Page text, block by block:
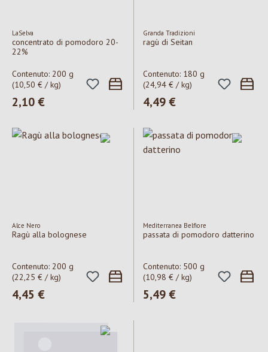
LaSelva
concentrato di pomodoro 20-
22%
Contenuto: 200 g
(10,50 € / kg)
Prezzo normale:
2,10 €
Granda Tradizioni
ragù di Seitan
Contenuto: 180 g
(24,94 € / kg)
Prezzo normale:
4,49 €
Alce Nero
Ragù alla bolognese
Contenuto: 200 g
(22,25 € / kg)
Prezzo normale:
4,45 €
Mediterranea Belfiore
passata di pomodoro datterino
Contenuto: 500 g
(10,98 € / kg)
Prezzo normale:
5,49 €